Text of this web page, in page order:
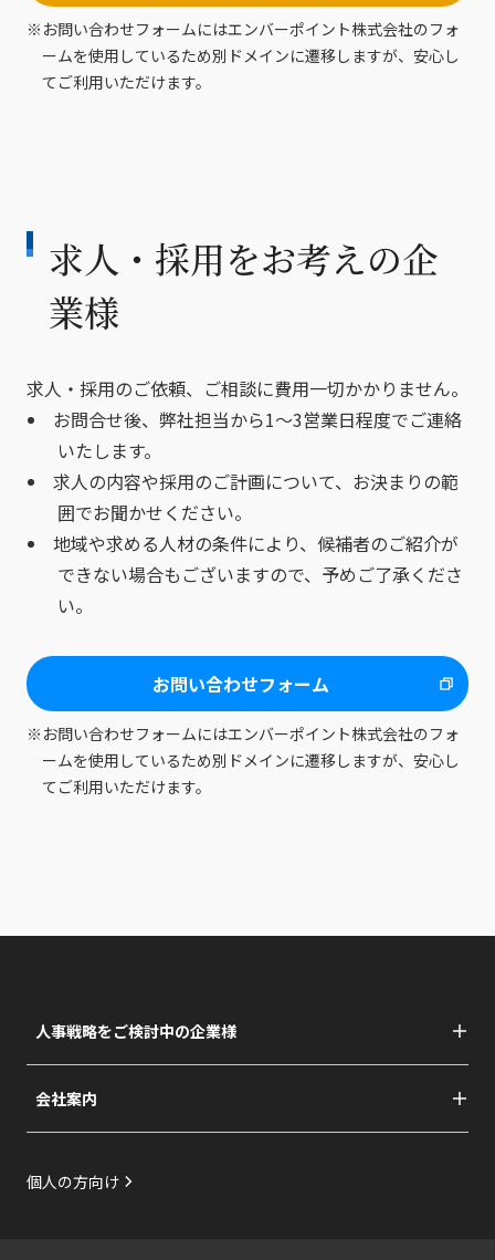
※ お問い合わせフォームにはエンバーポイント株式会社のフォ
ームを使用しているため別ドメインに遷移しますが、安心し
てご利用いただけます。
求人・採用をお考えの企
業様
求人・採用のご依頼、ご相談に費用一切かかりません。
お問合せ後、弊社担当から1～3営業日程度でご連絡
いたします。
求人の内容や採用のご計画について、お決まりの範
囲でお聞かせください。
地域や求める人材の条件により、候補者のご紹介が
できない場合もございますので、予めご了承くださ
い。
お問い合わせフォーム
※ お問い合わせフォームにはエンバーポイント株式会社のフォ
ームを使用しているため別ドメインに遷移しますが、安心し
てご利用いただけます。
人事戦略をご検討中の企業様
キャリア自律支援サービス
研修
面談
会社案内
リクルートグループの総合力
個人の方向け